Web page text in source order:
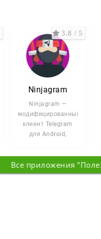
Ninjagram
Ninjagram —
модифицированный
клиент Telegram
для Android,
настроек
3.8 / 5
Все приложения